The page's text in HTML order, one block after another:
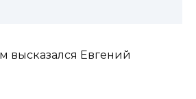
высказался Евгений